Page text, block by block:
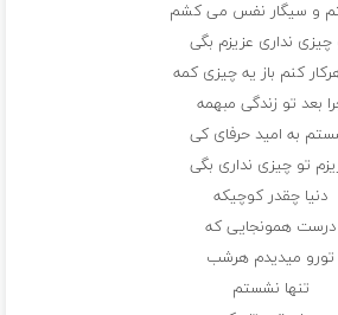
و سیگار نفس می کشم
چیزی نداری عزیزم بگی
کنم باز یه چیزی کمه
بعد تو زندگی مبهمه
به امید حرفای کی
تو چیزی نداری بگی
دنیا چقدر کوچیکه
درست همونجایی که
تورو میدیدم هرشب
تنها نشستم